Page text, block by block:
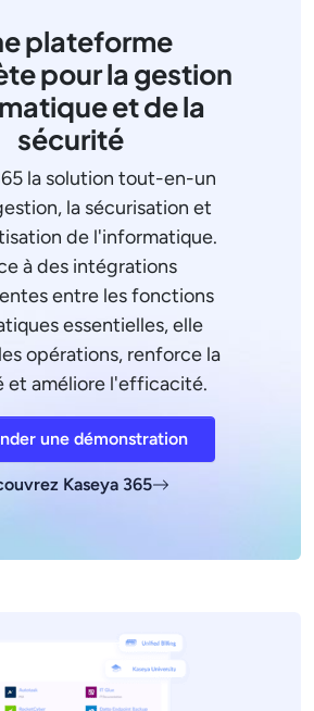
plateforme
pour la gestion
et de la
sécurité
la solution tout-en-un
la sécurisation et
de l'informatique.
à des intégrations
entre les fonctions
essentielles, elle
opérations, renforce la
et améliore l'efficacité.
une démonstration
Kaseya 365